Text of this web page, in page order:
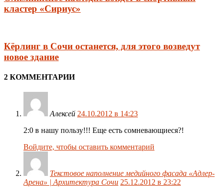
кластер «Сириус»
Кёрлинг в Сочи останется, для этого возведут
новое здание
2 КОММЕНТАРИИ
Алексей 24.10.2012 в 14:23
2:0 в нашу пользу!!! Еще есть сомневающиеся?!
Войдите, чтобы оставить комментарий
Текстовое наполнение медийного фасада «Адлер-
Арена» | Архитектура Сочи 25.12.2012 в 23:22